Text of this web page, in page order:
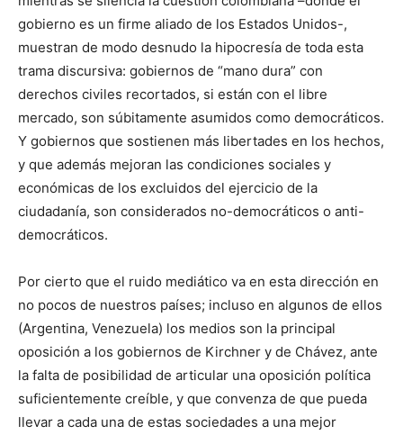
gobierno es un firme aliado de los Estados Unidos-,
muestran de modo desnudo la hipocresía de toda esta
trama discursiva: gobiernos de “mano dura” con
derechos civiles recortados, si están con el libre
mercado, son súbitamente asumidos como democráticos.
Y gobiernos que sostienen más libertades en los hechos,
y que además mejoran las condiciones sociales y
económicas de los excluidos del ejercicio de la
ciudadanía, son considerados no-democráticos o anti-
democráticos.
Por cierto que el ruido mediático va en esta dirección en
no pocos de nuestros países; incluso en algunos de ellos
(Argentina, Venezuela) los medios son la principal
oposición a los gobiernos de Kirchner y de Chávez, ante
la falta de posibilidad de articular una oposición política
suficientemente creíble, y que convenza de que pueda
llevar a cada una de estas sociedades a una mejor